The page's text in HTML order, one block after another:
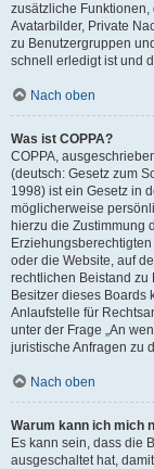
zusätzliche Funktionen,
Avatarbilder, Private
zu Benutzergruppen
schnell erledigt ist und
Nach oben
Was ist COPPA?
COPPA,
(deutsch: Gesetz zum
1998) ist ein Gesetz in
möglicherweise
hierzu die Zustimmung
oder die Website, auf
rechtlichen Beistand zu
Besitzer dieses Boards
Anlaufstelle für
unter der Frage „An
juristische Anfragen zu
Nach oben
Warum kann ich mich
Es kann sein, dass die
ausgeschaltet hat,